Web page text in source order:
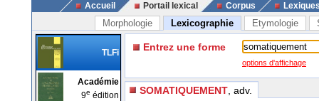
Accueil Portail lexical Corpus
Morphologie Lexicographie Etymologie
TLFi
Académie
9e édition
Entrez une forme
options d'affichage
SOMATIQUEMENT , adv.